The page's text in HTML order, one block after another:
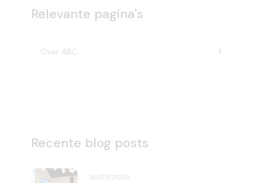
Relevante pagina's
Over ABC
Recente blog posts
16/07/2026